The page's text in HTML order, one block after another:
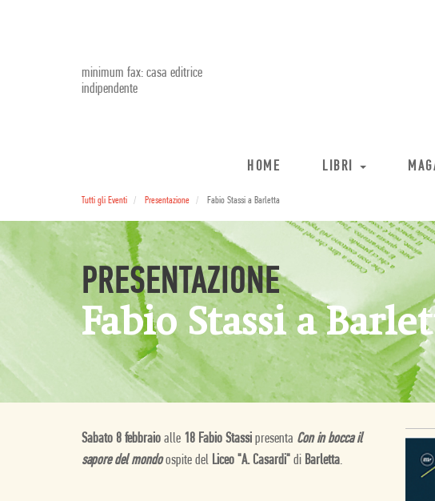
minimum fax: casa editrice
indipendente
HOME LIBRI
Tutti gli Eventi Presentazione Fabio Stassi a Barletta
PRESENTAZIONE
Fabio Stassi a
Sabato 8 febbraio alle 18 Fabio Stassi presenta Con in bocca il
sapore del mondoospite del Liceo "A. Casardi" di Barletta.